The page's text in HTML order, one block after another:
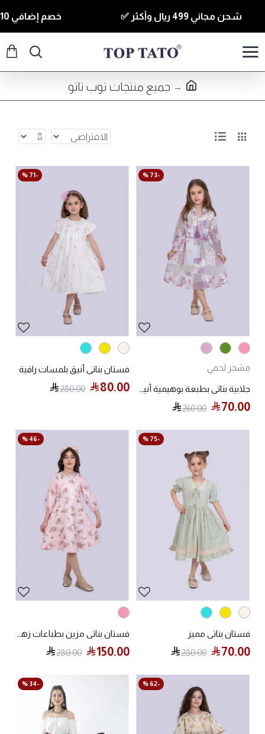
شحن مجاني 499 ريال وأكثر ✅ خصم إضافي 10% للقطع الي قيمتها 350 ريال وأكثر كود ( T10 ) ✅
جميع منتجات توب تاتو
-73 %
مشجر لحمي
70.00
260.00
-71 %
فستان بناتي أنيق بلمسات راقية
80.00
280.00
-75 %
فستان بناتي مميز
70.00
280.00
-46 %
150.00
280.00
-62 %
-34 %